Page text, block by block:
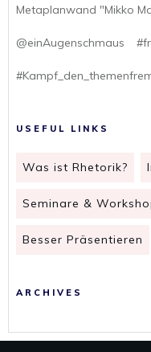
Metaplanwand "Mikko
@einAugenschmaus
USEFUL LINKS
Was ist Rhetorik?
Seminare &
Besser Präsentieren
ARCHIVES